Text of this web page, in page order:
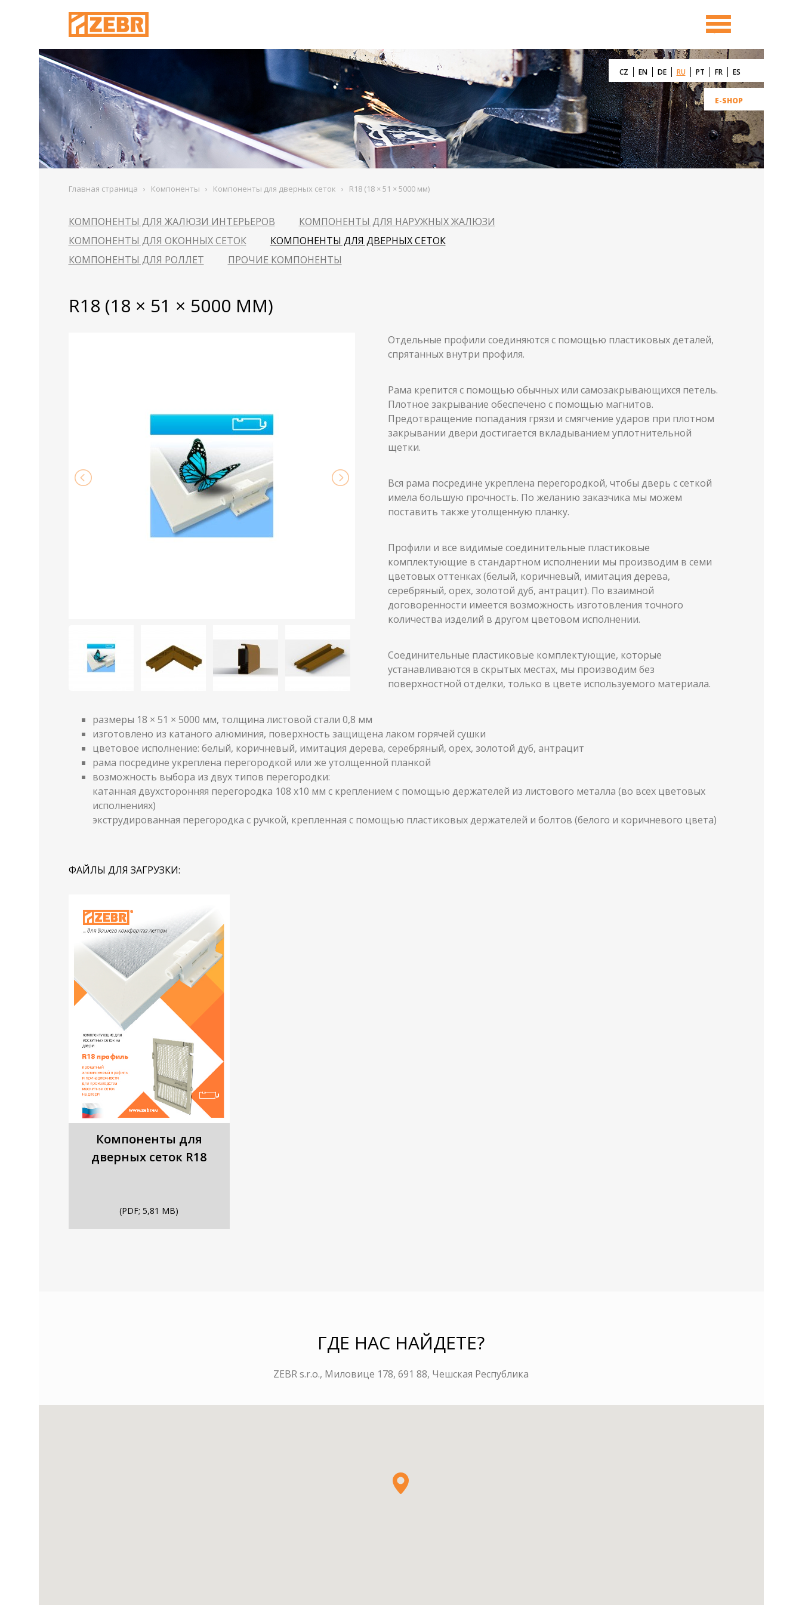
CZ EN DE RU PT FR ES
E-SHOP
Главная страница › Компоненты › Компоненты для дверных сеток › R18 (18 × 51 × 5000 мм)
КОМПОНЕНТЫ ДЛЯ ЖАЛЮЗИ ИНТЕРЬЕРОВ
КОМПОНЕНТЫ ДЛЯ НАРУЖНЫХ ЖАЛЮЗИ
КОМПОНЕНТЫ ДЛЯ ОКОННЫХ СЕТОК
КОМПОНЕНТЫ ДЛЯ ДВЕРНЫХ СЕТОК
КОМПОНЕНТЫ ДЛЯ РОЛЛЕТ
ПРОЧИЕ КОМПОНЕНТЫ
R18 (18 × 51 × 5000 ММ)
Отдельные профили соединяются с помощью пластиковых деталей,
спрятанных внутри профиля.
Рама крепится с помощью обычных или самозакрывающихся петель.
Плотное закрывание обеспечено с помощью магнитов.
Предотвращение попадания грязи и смягчение ударов при плотном
закрывании двери достигается вкладыванием уплотнительной
щетки.
Вся рама посредине укреплена перегородкой, чтобы дверь с сеткой
имела большую прочность. По желанию заказчика мы можем
поставить также утолщенную планку.
Профили и все видимые соединительные пластиковые
комплектующие в стандартном исполнении мы производим в семи
цветовых оттенках (белый, коричневый, имитация дерева,
серебряный, орех, золотой дуб, антрацит). По взаимной
договоренности имеется возможность изготовления точного
количества изделий в другом цветовом исполнении.
Соединительные пластиковые комплектующие, которые
устанавливаются в скрытых местах, мы производим без
поверхностной отделки, только в цвете используемого материала.
размеры 18 × 51 × 5000 мм, толщина листовой стали 0,8 мм
изготовлено из катаного алюминия, поверхность защищена лаком горячей сушки
цветовое исполнение: белый, коричневый, имитация дерева, серебряный, орех, золотой дуб, антрацит
рама посредине укреплена перегородкой или же утолщенной планкой
возможность выбора из двух типов перегородки:
катанная двухсторонняя перегородка 108 x10 мм с креплением с помощью держателей из листового металла (во всех цветовых
исполнениях)
экструдированная перегородка с ручкой, крепленная с помощью пластиковых держателей и болтов (белого и коричневого цвета)
ФАЙЛЫ ДЛЯ ЗАГРУЗКИ:
Компоненты для
дверных сеток R18
(PDF; 5,81 MB)
ГДЕ НАС НАЙДЕТЕ?
ZEBR s.r.o., Миловице 178, 691 88, Чешская Республика